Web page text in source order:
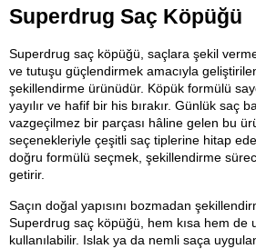
Superdrug Saç Köpüğü
Superdrug saç köpüğü, saçlara şekil
ve tutuşu güçlendirmek amacıyla
şekillendirme ürünüdür. Köpük formülü
yayılır ve hafif bir his bırakır. Günlük saç
vazgeçilmez bir parçası hâline gelen bu
seçenekleriyle çeşitli saç tiplerine hitap
doğru formülü seçmek, şekillendirme
getirir.
Saçın doğal yapısını bozmadan
Superdrug saç köpüğü, hem kısa hem de
kullanılabilir. Islak ya da nemli saça